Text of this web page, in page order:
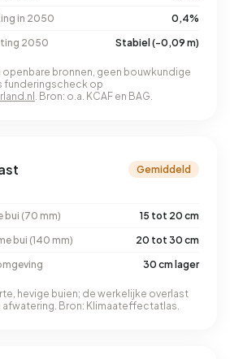
in 2050
0,4%
2050
Stabiel (-0,09 m)
openbare bronnen, geen bouwkundige
funderingscheck op
. Bron: o.a. KCAF en BAG.
Gemiddeld
bui (70 mm)
15 tot 20 cm
bui (140 mm)
20 tot 30 cm
30 cm lager
hevige buien; de werkelijke overlast
afwatering. Bron: Klimaateffectatlas.